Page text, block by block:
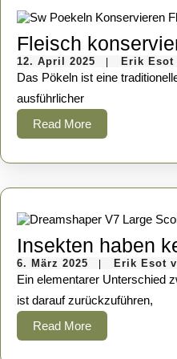
Fleisch
12. April 2025 12.
April
2025
Erik Esot
Das Pökeln ist eine traditionelle Methode zur Konservierung von Fleisch, die nicht nur die Haltbarkeit verlängert, sondern auch den Geschmack und die Textur des Fleisches verändert. Hier ist ein
ausführlicher
Read MoreRead
More
Insekten haben
6. März 2025
März
2025
Erik Esot
Ein elementarer Unterschied zwischen Wirbeltieren und Gliedertieren in Bezug auf die Intelligenz ist die Größe des Gehirns. Wirbeltiere haben im Allgemeinen ein größeres Gehirn als Gliedertiere. Dies
ist darauf zurückzuführen,
Read MoreRead
More